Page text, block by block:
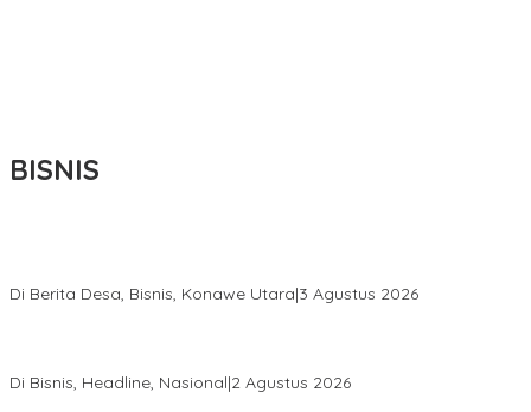
BISNIS
Di Berita Desa, Bisnis, Konawe Utara|3 Agustus 2026
Di Bisnis, Headline, Nasional|2 Agustus 2026